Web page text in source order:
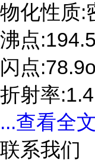
物化性质:
沸点
闪点
折射率
...查看全
联系我们